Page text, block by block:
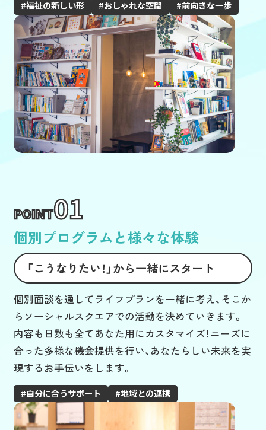
福祉の新しい形 おしゃれな空間 前向きな一歩
POINT01
個別プログラムと様々な体験
「こうなりたい！」から一緒にスタート
個別面談を通してライフプランを一緒に考え、そこか
らソーシャルスクエアでの活動を決めていきます。
内容も日数も全てあなた用にカスタマイズ！ニーズに
合った多様な機会提供を行い、あなたらしい未来を実
現するお手伝いをします。
自分に合うサポート 地域との連携